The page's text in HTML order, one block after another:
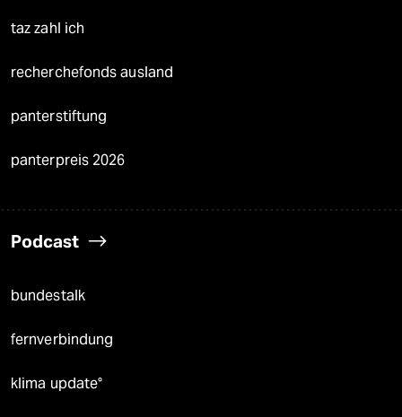
taz zahl ich
recherchefonds ausland
panterstiftung
panterpreis 2026
Podcast
bundestalk
fernverbindung
klima update°